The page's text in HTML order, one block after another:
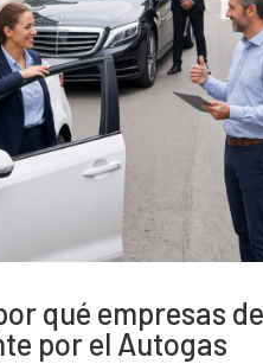
qué empresas
por el Autogas